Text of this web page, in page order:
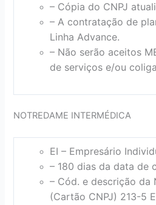
– Cópia do CNPJ
– A contratação de
Linha Advance.
– Não serão aceitos
de serviços e/ou
NOTREDAME INTERMÉDICA
EI – Empresário
– 180 dias da data de
– Cód. e descrição da
(Cartão CNPJ) 213-5